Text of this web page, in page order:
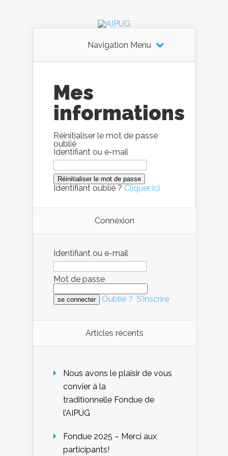
Navigation Menu
Mes
informations
Réinitialiser le mot de passe
oublié
Identifiant ou e-mail
Identifiant oublié ? Cliquer ici
Connexion
Identifiant ou e-mail
Mot de passe
Oublié ? S’inscrire
Articles récents
Nous avons le plaisir de vous
convier à la
traditionnelle Fondue de
l’AIPUG
Fondue 2025 – Merci aux
participants!